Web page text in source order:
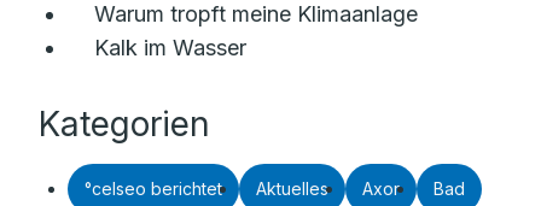
Warum tropft meine Klimaanlage
Kalk im Wasser
Kategorien
°celseo berichtet Aktuelles Axor Bad